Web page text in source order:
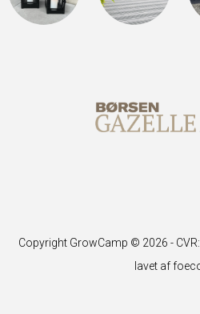
Copyright GrowCamp © 2026 -
lavet af